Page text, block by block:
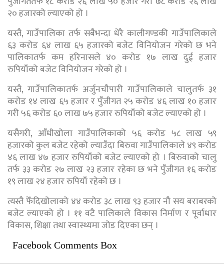
२० हजारको ल्याएको हो ।
यस्तै, गाउँपालिका तर्फ सबैभन्दा धेरै कालीगण्डकी गाउँपालिकाले
६३ करोड ६४ लाख ६५ हजारको बजेट विनियोजन गरेको छ भने
पालिकातर्फ कम हरिनासले ४० करोड १७ लाख दुई हजार
रुपियाँको बजेट विनियोजन गरेको हो ।
यस्तै, गाउँपालिकातर्फ अर्जुनचौपारी गाउँपालिकाले चालुतर्फ ३१
करोड १४ लाख ६५ हजार र पुँजीगत २५ करोड ४६ लाख १० हजार
गरी ५६ करोड ६० लाख ७५ हजार रुपियाँको बजेट ल्याएको हो ।
यसैगरी, आँधीखोला गाउँपालिकाको ५६ करोड ५८ लाख ५९
हजारको कुल बजेट रहेको ल्याउँदा बिरुवा गाउँपालिकाले ४९ करोड
४६ लाख ४७ हजार रुपियाँको बजेट ल्याएको हो । बिरुवाको चालु
तर्फ ३३ करोड २७ लाख २३ हजार रहेका छ भने पुँजीगत १६ करोड
१९ लाख २४ हजार रुपियाँ रहेको छ ।
त्यस्तै फेँदिखोलाको ४४ करोड ३८ लाख ९३ हजार नौ सय बराबरको
बजेट ल्याएको हो । ११ वटै पालिकाले विकास निर्माण र पूर्वाधार
विकास, शिक्षा तथा स्वास्थ्यमा जोड दिएका छन् ।
Facebook Comments Box